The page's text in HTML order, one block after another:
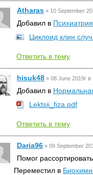
Atharas » 10 September
Добавил в Психиатрия
Циклоид клин
Ответить в тему
hisuk48 »08 June 2019г в
Добавил в
Lektsii_fiza.pdf
Ответить в тему
Daria96 »09 September
Помог рассортировать
Переместил в